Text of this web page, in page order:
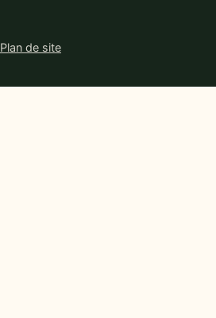
Plan de site